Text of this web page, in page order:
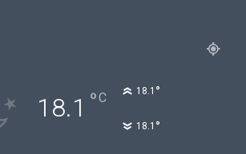
18.1 °C 18.1 °
18.1 °